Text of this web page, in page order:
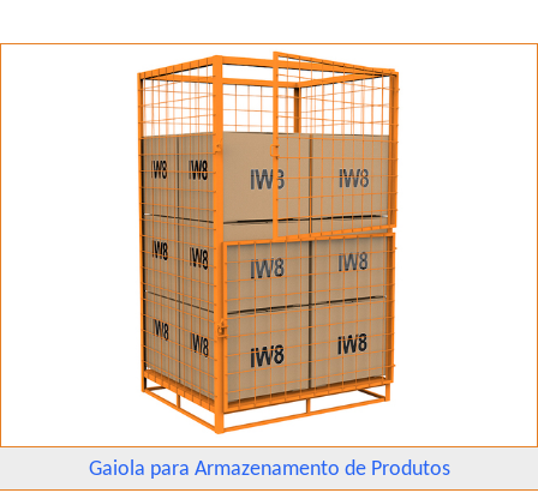
Gaiola para Armazenamento de Produtos